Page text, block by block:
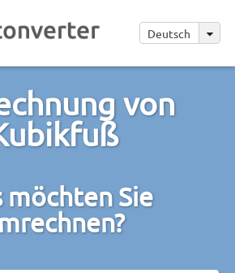
Deutsch
von
möchten Sie